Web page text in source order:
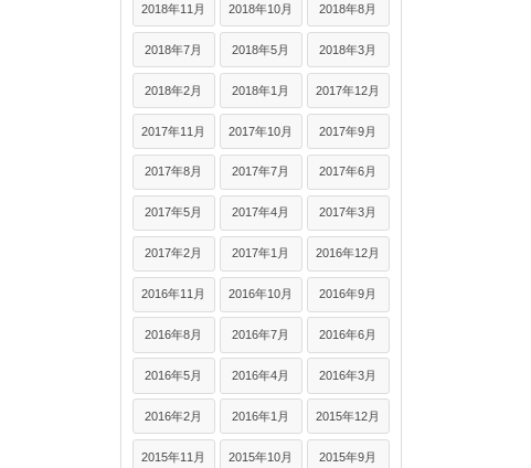
2018年11月 2018年10月 2018年8月
2018年7月 2018年5月 2018年3月
2018年2月 2018年1月 2017年12月
2017年11月 2017年10月 2017年9月
2017年8月 2017年7月 2017年6月
2017年5月 2017年4月 2017年3月
2017年2月 2017年1月 2016年12月
2016年11月 2016年10月 2016年9月
2016年8月 2016年7月 2016年6月
2016年5月 2016年4月 2016年3月
2016年2月 2016年1月 2015年12月
2015年11月 2015年10月 2015年9月